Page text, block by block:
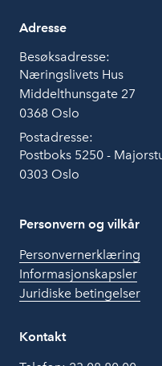
Adresse
Besøksadresse:
Næringslivets Hus
Middelthunsgate 27
0368 Oslo
Postadresse:
Postboks 5250 -
0303 Oslo
Personvern og vilkår
Personvernerklæring
Informasjonskapsler
Juridiske betingelser
Kontakt